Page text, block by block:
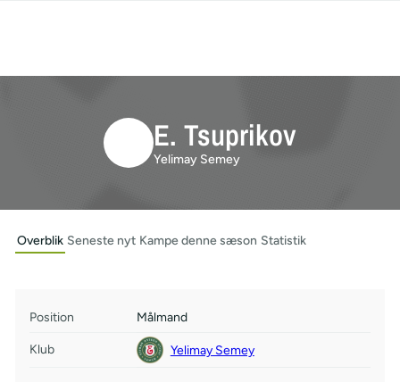
E. Tsuprikov
Yelimay Semey
Overblik Seneste nyt Kampe denne sæson Statistik
Position Målmand
Klub Yelimay Semey